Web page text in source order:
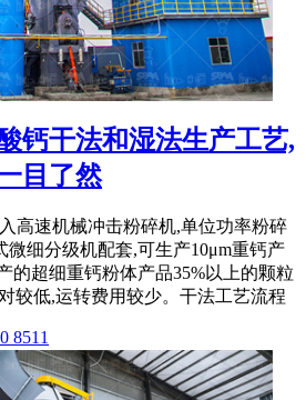
钙干法和湿法生产工艺,
目了然
高速机械冲击粉碎机,单位功率粉碎
微细分级机配套,可生产10μm重钙产
的超细重钙粉体产品35%以上的颗粒
较低,运转费用较少。干法工艺流程
8511